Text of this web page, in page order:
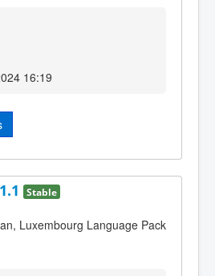
16:19
Stable
Luxembourg Language Pack